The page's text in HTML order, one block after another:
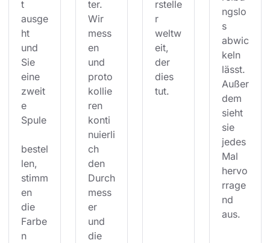
t
ausge
ht
und
Sie
eine
zweit
e
Spule
bestel
len,
stimm
en
die
Farbe
n
ter.
Wir
mess
en
und
proto
kollie
ren
konti
nuierli
ch
den
Durch
mess
er
und
die
rstelle
r
weltw
eit,
der
dies
tut.
ngslo
s
abwic
keln
lässt.
Außer
dem
sieht
sie
jedes
Mal
hervo
rrage
nd
aus.